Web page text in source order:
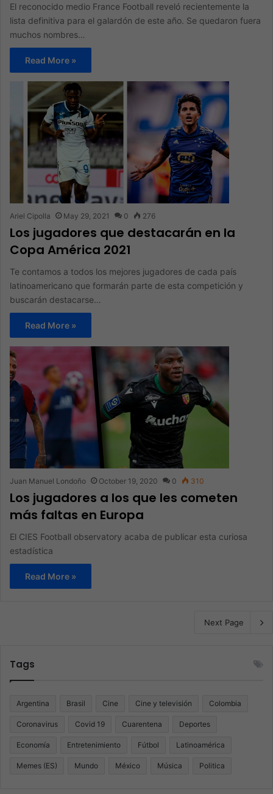
El reconocido medio France Football reveló recientemente la
lista definitiva para el galardón de este año. Se quedaron fuera
muchos nombres…
Read More »
Ariel Cipolla May 29, 2021 0 276
Los jugadores que destacarán en la
Copa América 2021
Te contamos a todos los mejores jugadores de cada país
latinoamericano que formarán parte de esta competición y
buscarán destacarse…
Read More »
Juan Manuel Londoño October 19, 2020 0 310
Los jugadores a los que les cometen
más faltas en Europa
El CIES Football observatory acaba de publicar esta curiosa
estadística
Read More »
Next Page
Tags
Argentina Brasil Cine Cine y televisión Colombia
Coronavirus Covid 19 Cuarentena Deportes
Economía Entretenimiento Fútbol Latinoamérica
Memes (ES) Mundo México Música Politica